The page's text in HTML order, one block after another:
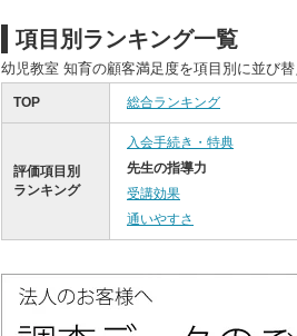
項目別ランキング一覧
幼児教室 知育の顧客満足度を項目別に並び
TOP 総合ランキング
評価項目別
ランキング
入会手続き・特典
先生の指導力
受講効果
通いやすさ